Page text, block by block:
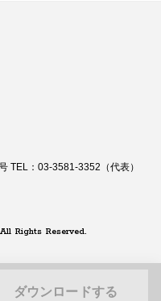
ダウンロードする
TEL：03-3581-3352（代表）
Rights Reserved.